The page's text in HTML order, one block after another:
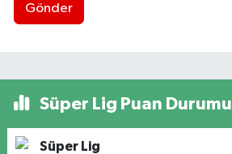
Gönder
Süper Lig Puan Durumu
Süper Lig